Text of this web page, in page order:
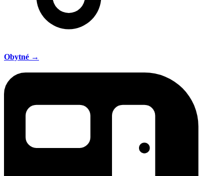
Obytné →